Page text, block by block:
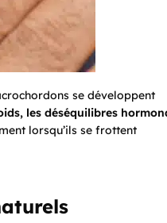
se développent
les déséquilibres
lorsqu’ils se frottent